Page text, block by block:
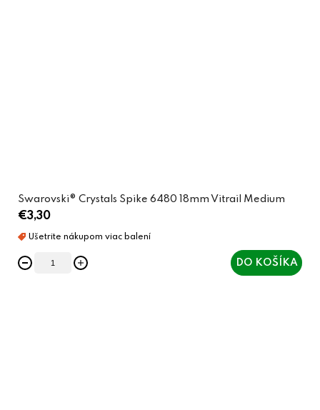
Swarovski® Crystals Spike 6480 18mm Vitrail Medium
€3,30
DO KOŠÍKA